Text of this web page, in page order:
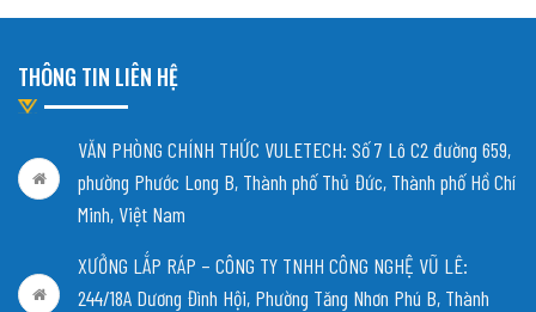
THÔNG TIN LIÊN HỆ
VĂN PHÒNG CHÍNH THỨC VULETECH: Số 7 Lô C2 đường 659,
phường Phước Long B, Thành phố Thủ Đức, Thành phố Hồ Chí
Minh, Việt Nam
XƯỞNG LẮP RÁP – CÔNG TY TNHH CÔNG NGHỆ VŨ LÊ:
244/18A Dương Đình Hội, Phường Tăng Nhơn Phú B, Thành